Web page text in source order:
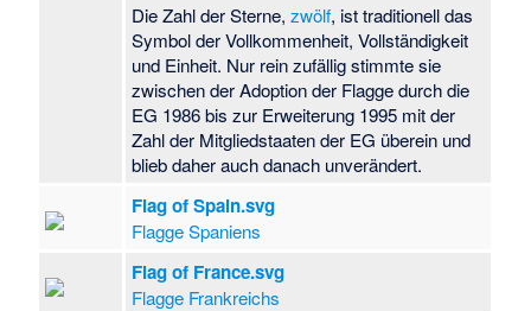
Die Zahl der Sterne,zwölf, ist traditionell das
Symbol der Vollkommenheit, Vollständigkeit
und Einheit. Nur rein zufällig stimmte sie
zwischen der Adoption der Flagge durch die
EG 1986 bis zur Erweiterung 1995 mit der
Zahl der Mitgliedstaaten der EG überein und
blieb daher auch danach unverändert.
Flag of Spain.svg
Flagge Spaniens
Flag of France.svg
Flagge Frankreichs